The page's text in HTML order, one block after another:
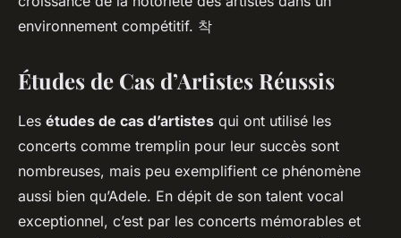
environnement compétitif. 착
Études de Cas d’Artistes Réussis
Les études de cas d’artistes qui ont utilisé les
concerts comme tremplin pour leur succès sont
nombreuses, mais peu exemplifient ce phénomène
aussi bien qu’Adele. En dépit de son talent vocal
exceptionnel, c’est par les concerts mémorables et